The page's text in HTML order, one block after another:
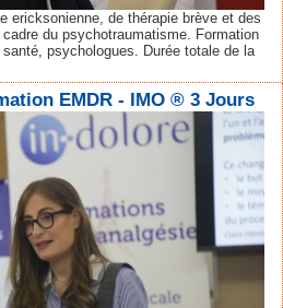
ericksonienne, de thérapie brève et des
du psychotraumatisme. Formation
psychologues. Durée totale de la
EMDR - IMO ® 3 Jours